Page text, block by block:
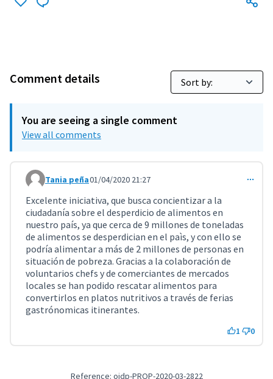
Comment details
You are seeing a single comment
View all comments
Comment 936
Tania peña01/04/2020 21:27
Excelente iniciativa, que busca concientizar a la
ciudadanía sobre el desperdicio de alimentos en
nuestro país, ya que cerca de 9 millones de toneladas
de alimentos se desperdician en el paìs, y con ello se
podría alimentar a más de 2 millones de personas en
situación de pobreza. Gracias a la colaboración de
voluntarios chefs y de comerciantes de mercados
locales se han podido rescatar alimentos para
convertirlos en platos nutritivos a través de ferias
gastrónomicas itinerantes.
1 0
Reference: oidp-PROP-2020-03-2822